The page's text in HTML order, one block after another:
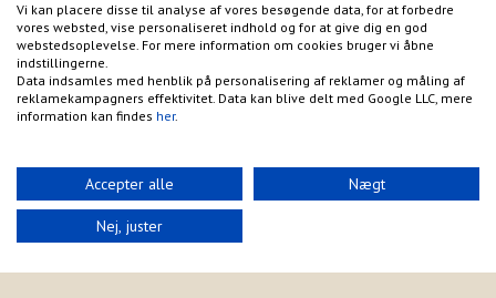
Vi kan placere disse til analyse af vores besøgende data, for at forbedre
vores websted, vise personaliseret indhold og for at give dig en god
webstedsoplevelse. For mere information om cookies bruger vi åbne
indstillingerne.
Data indsamles med henblik på personalisering af reklamer og måling af
reklamekampagners effektivitet. Data kan blive delt med Google LLC, mere
information kan findes her.
Accepter alle Nægt
Nej, juster